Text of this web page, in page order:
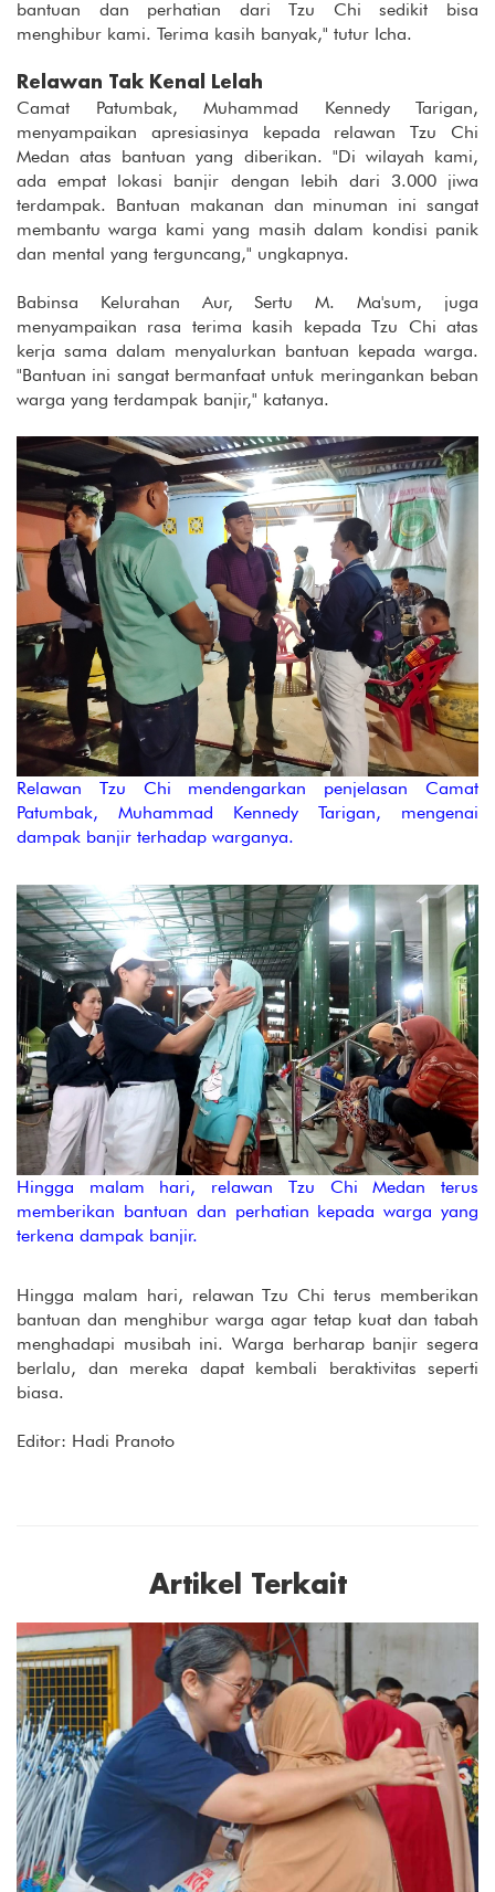
bantuan dan perhatian dari Tzu Chi sedikit bisa
menghibur kami. Terima kasih banyak," tutur Icha.
Relawan Tak Kenal Lelah
Camat Patumbak, Muhammad Kennedy Tarigan,
menyampaikan apresiasinya kepada relawan Tzu Chi
Medan atas bantuan yang diberikan. "Di wilayah kami,
ada empat lokasi banjir dengan lebih dari 3.000 jiwa
terdampak. Bantuan makanan dan minuman ini sangat
membantu warga kami yang masih dalam kondisi panik
dan mental yang terguncang," ungkapnya.
Babinsa Kelurahan Aur, Sertu M. Ma'sum, juga
menyampaikan rasa terima kasih kepada Tzu Chi atas
kerja sama dalam menyalurkan bantuan kepada warga.
"Bantuan ini sangat bermanfaat untuk meringankan beban
warga yang terdampak banjir," katanya.
Relawan Tzu Chi mendengarkan penjelasan Camat
Patumbak, Muhammad Kennedy Tarigan, mengenai
dampak banjir terhadap warganya.
Hingga malam hari, relawan Tzu Chi Medan terus
memberikan bantuan dan perhatian kepada warga yang
terkena dampak banjir.
Hingga malam hari, relawan Tzu Chi terus memberikan
bantuan dan menghibur warga agar tetap kuat dan tabah
menghadapi musibah ini. Warga berharap banjir segera
berlalu, dan mereka dapat kembali beraktivitas seperti
biasa.
Editor: Hadi Pranoto
Artikel Terkait